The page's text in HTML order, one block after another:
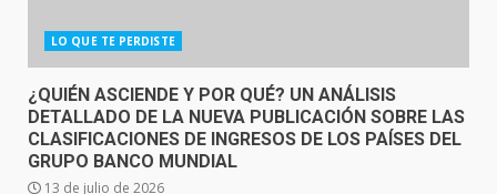
LO QUE TE PERDISTE
¿QUIÉN ASCIENDE Y POR QUÉ? UN ANÁLISIS
DETALLADO DE LA NUEVA PUBLICACIÓN SOBRE LAS
CLASIFICACIONES DE INGRESOS DE LOS PAÍSES DEL
GRUPO BANCO MUNDIAL
13 de julio de 2026